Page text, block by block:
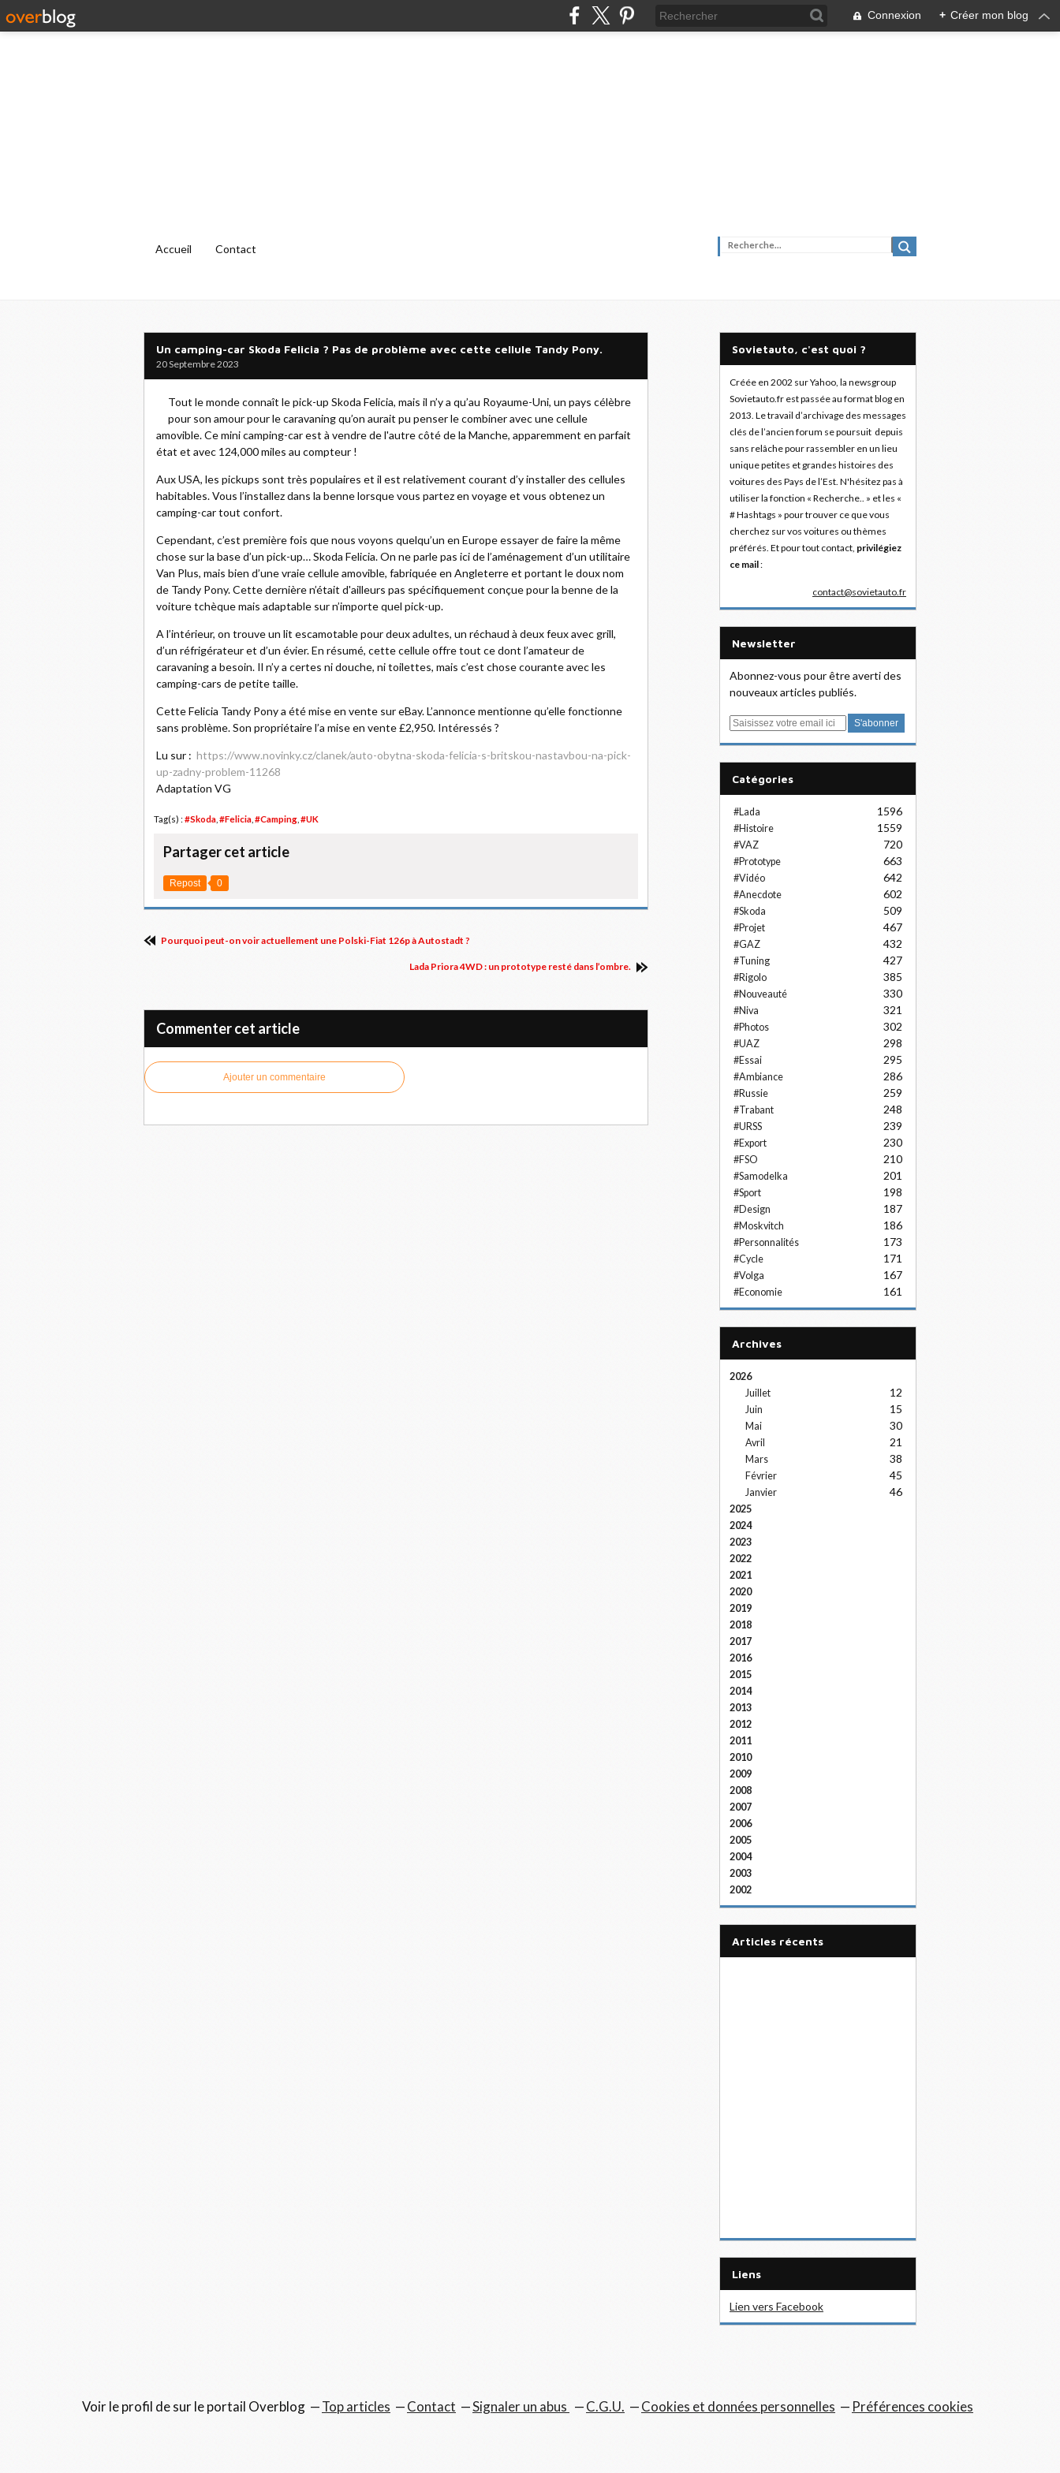
Connexion + Créer mon blog
Accueil Contact
Un camping-car Skoda Felicia ? Pas de problème avec cette cellule Tandy Pony.
20 Septembre 2023
Tout le monde connaît le pick-up Skoda Felicia, mais il n’y a qu’au Royaume-Uni, un pays célèbre
pour son amour pour le caravaning qu’on aurait pu penser le combiner avec une cellule
amovible. Ce mini camping-car est à vendre de l'autre côté de la Manche, apparemment en parfait
état et avec 124,000 miles au compteur !
Aux USA, les pickups sont très populaires et il est relativement courant d’y installer des cellules
habitables. Vous l’installez dans la benne lorsque vous partez en voyage et vous obtenez un
camping-car tout confort.
Cependant, c’est première fois que nous voyons quelqu’un en Europe essayer de faire la même
chose sur la base d’un pick-up… Skoda Felicia. On ne parle pas ici de l’aménagement d’un utilitaire
Van Plus, mais bien d’une vraie cellule amovible, fabriquée en Angleterre et portant le doux nom
de Tandy Pony. Cette dernière n’était d'ailleurs pas spécifiquement conçue pour la benne de la
voiture tchèque mais adaptable sur n’importe quel pick-up.
A l’intérieur, on trouve un lit escamotable pour deux adultes, un réchaud à deux feux avec grill,
d’un réfrigérateur et d’un évier. En résumé, cette cellule offre tout ce dont l’amateur de
caravaning a besoin. Il n’y a certes ni douche, ni toilettes, mais c’est chose courante avec les
camping-cars de petite taille.
Cette Felicia Tandy Pony a été mise en vente sur eBay. L’annonce mentionne qu’elle fonctionne
sans problème. Son propriétaire l’a mise en vente £2,950. Intéressés ?
Lu sur : https://www.novinky.cz/clanek/auto-obytna-skoda-felicia-s-britskou-nastavbou-na-pick-
up-zadny-problem-11268
Adaptation VG
Tag(s) : #Skoda #Felicia #Camping #UK
Partager cet article
Repost 0
Pourquoi peut-on voir actuellement une Polski-Fiat 126p à Autostadt ?
Lada Priora 4WD : un prototype resté dans l’ombre.
Commenter cet article
Ajouter un commentaire
Sovietauto, c'est quoi ?
Créée en 2002 sur Yahoo, la newsgroup
Sovietauto.fr est passée au format blog en
2013. Le travail d’archivage des messages
clés de l’ancien forum se poursuit depuis
sans relâche pour rassembler en un lieu
unique petites et grandes histoires des
voitures des Pays de l’Est. N'hésitez pas à
utiliser la fonction « Recherche.. » et les «
# Hashtags » pour trouver ce que vous
cherchez sur vos voitures ou thèmes
préférés. Et pour tout contact, privilégiez
ce mail:
contact@sovietauto.fr
Newsletter
Abonnez-vous pour être averti des
nouveaux articles publiés.
E
Catégories
#Lada 1596
#Histoire 1559
#VAZ 720
#Prototype 663
#Vidéo 642
#Anecdote 602
#Skoda 509
#Projet 467
#GAZ 432
#Tuning 427
#Rigolo 385
#Nouveauté 330
#Niva 321
#Photos 302
#UAZ 298
#Essai 295
#Ambiance 286
#Russie 259
#Trabant 248
#URSS 239
#Export 230
#FSO 210
#Samodelka 201
#Sport 198
#Design 187
#Moskvitch 186
#Personnalités 173
#Cycle 171
#Volga 167
#Economie 161
Archives
2026
Juillet
12
Juin 15
Mai 30
Avril 21
Mars 38
Février 45
Janvier 46
2025
2024
2023
2022
2021
2020
2019
2018
2017
2016
2015
2014
2013
2012
2011
2010
2009
2008
2007
2006
2005
2004
2003
2002
articles récents
Liens
Lien vers Facebook
Voir le profil desur le portail Overblog Top articles Contact Signaler un abus C.G.U. Cookies et données personnelles Préférences cookies